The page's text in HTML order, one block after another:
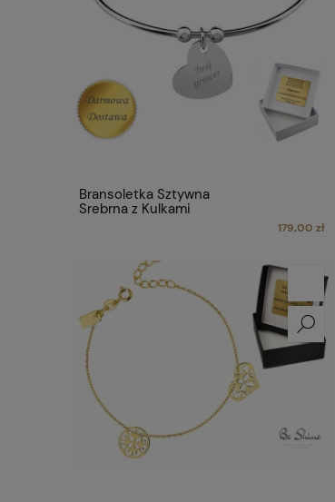
Bransoletka Sztywna
Srebrna z Kulkami
179,00 zł